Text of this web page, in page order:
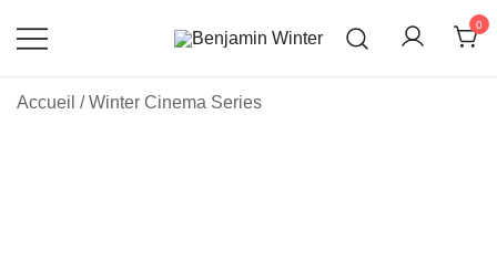
0
Accueil /Winter Cinema Series